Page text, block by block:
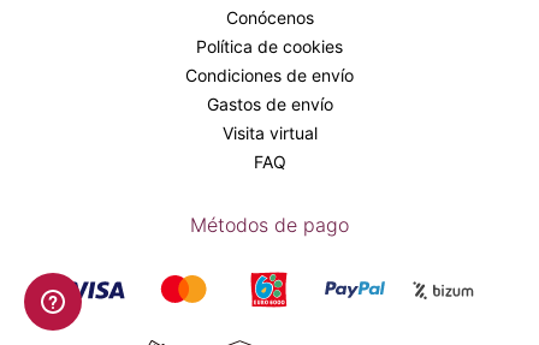
Conócenos
Política de cookies
Condiciones de envío
Gastos de envío
Visita virtual
FAQ
Métodos de pago